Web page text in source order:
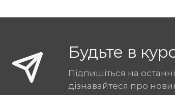
Будьте в
Підпишіться на
дізнавайтеся про